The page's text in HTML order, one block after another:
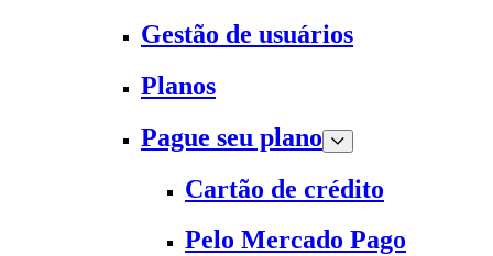
Gestão de usuários
Planos
Pague seu plano
Cartão de crédito
Pelo Mercado Pago